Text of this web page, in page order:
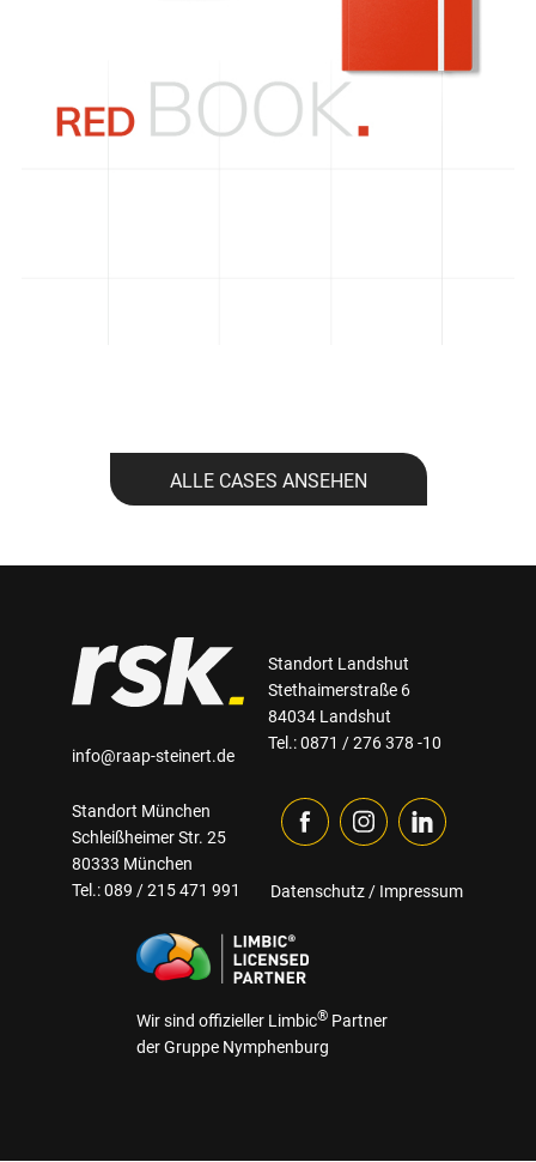
ALLE CASES ANSEHEN
info@raap-steinert.de
Standort Landshut
Stethaimerstraße 6
84034 Landshut
Tel.: 0871 / 276 378 -10
Standort München
Schleißheimer Str. 25
80333 München
Tel.: 089 / 215 471 991
Datenschutz/ Impressum
Wir sind offizieller Limbic® Partner
der Gruppe Nymphenburg